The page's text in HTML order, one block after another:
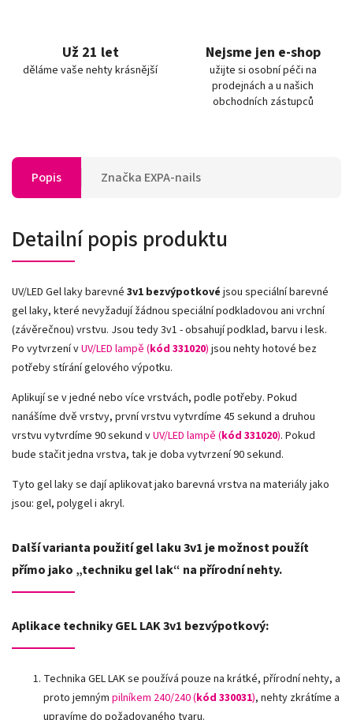
Už 21 let
děláme vaše nehty krásnější
Nejsme jen e-shop
užijte si osobní péči na
prodejnách a u našich
obchodních zástupců
Popis Značka EXPA-nails
Detailní popis produktu
UV/LED Gel laky barevné 3v1 bezvýpotkové jsou speciální barevné
gel laky, které nevyžadují žádnou speciální podkladovou ani vrchní
(závěrečnou) vrstvu. Jsou tedy 3v1 - obsahují podklad, barvu i lesk.
Po vytvrzení vUV/LED lampě (kód 331020) jsou nehty hotové bez
potřeby stírání gelového výpotku.
Aplikují se v jedné nebo více vrstvách, podle potřeby. Pokud
nanášíme dvě vrstvy, první vrstvu vytvrdíme 45 sekund a druhou
vrstvu vytvrdíme 90 sekund vUV/LED lampě (kód 331020). Pokud
bude stačit jedna vrstva, tak je doba vytvrzení 90 sekund.
Tyto gel laky se dají aplikovat jako barevná vrstva na materiály jako
jsou: gel, polygel i akryl.
Další varianta použití gel laku 3v1 je možnost použít
přímo jako „techniku gel lak“ na přírodní nehty.
Aplikace techniky GEL LAK 3v1 bezvýpotkový:
Technika GEL LAK se používá pouze na krátké, přírodní nehty, a
proto jemným pilníkem 240/240 (kód 330031), nehty zkrátíme a
upravíme do požadovaného tvaru.